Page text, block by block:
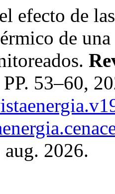
efecto de
de
53–60,
aug. 2026.